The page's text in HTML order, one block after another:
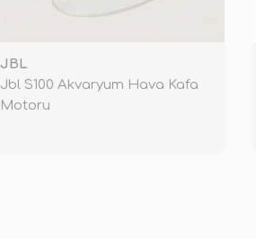
JBL
Jbl S100 Akvaryum Hava Kafa
Motoru